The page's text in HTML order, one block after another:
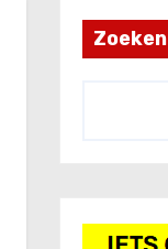
Zoeken